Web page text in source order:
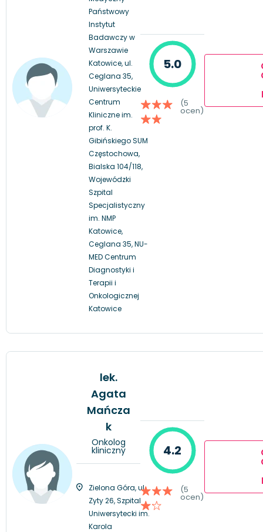
Państwowy
Instytut
Badawczy w
Warszawie
Katowice, ul.
Ceglana 35,
Uniwersyteckie
Centrum
Kliniczne im.
prof. K.
Gibińskiego SUM
Częstochowa,
Bialska 104/118,
Wojewódzki
Szpital
Specjalistyczny
im. NMP
Katowice,
Ceglana 35, NU-
MED Centrum
Diagnostyki i
Terapii i
Onkologicznej
Katowice
5.0
(5
ocen)
lek.
Agata
Mańcza
k
Onkolog
kliniczny
Zielona Góra, ul.
Zyty 26, Szpital
Uniwersytecki im.
Karola
4.2
(5
ocen)